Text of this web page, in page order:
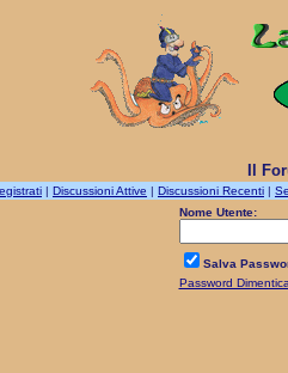
Il
| Discussioni Attive | Discussioni Recenti |
Nome Utente:
Salva
Password